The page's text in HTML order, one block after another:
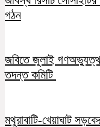
গঠন
জবিতে জুলাই
তদন্ত কমিটি
মথুরাবাটি-খেয়াঘাট